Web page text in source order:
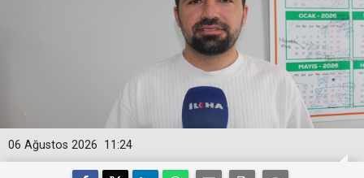
11:24
06 Ağustos 2026